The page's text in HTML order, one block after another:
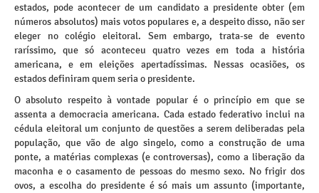
estados, pode acontecer de um candidato a presidente obter (em
números absolutos) mais votos populares e, a despeito disso, não ser
eleger no colégio eleitoral. Sem embargo, trata-se de evento
raríssimo, que só aconteceu quatro vezes em toda a história
americana, e em eleições apertadíssimas. Nessas ocasiões, os
estados definiram quem seria o presidente.
O absoluto respeito à vontade popular é o princípio em que se
assenta a democracia americana. Cada estado federativo inclui na
cédula eleitoral um conjunto de questões a serem deliberadas pela
população, que vão de algo singelo, como a construção de uma
ponte, a matérias complexas (e controversas), como a liberação da
maconha e o casamento de pessoas do mesmo sexo. No frigir dos
ovos, a escolha do presidente é só mais um assunto (importante,